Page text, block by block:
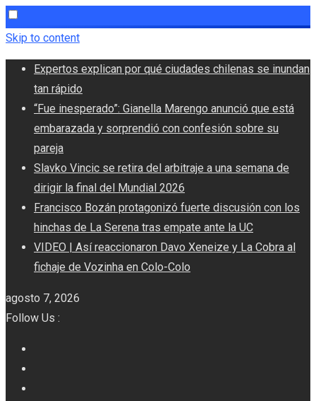
Skip to content
Expertos explican por qué ciudades chilenas se inundan
tan rápido
“Fue inesperado”: Gianella Marengo anunció que está
embarazada y sorprendió con confesión sobre su
pareja
Slavko Vincic se retira del arbitraje a una semana de
dirigir la final del Mundial 2026
Francisco Bozán protagonizó fuerte discusión con los
hinchas de La Serena tras empate ante la UC
VIDEO | Así reaccionaron Davo Xeneize y La Cobra al
fichaje de Vozinha en Colo-Colo
agosto 7, 2026
Follow Us :